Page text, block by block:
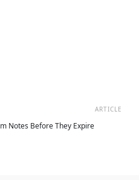
ARTICLE
Notes Before They Expire